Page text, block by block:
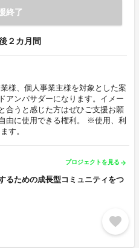
終了
２カ月間
様、個人事業主様を対象とした案
アンバサダーになります。イメー
合うと感じた方はぜひご支援お願
由に使用できる権利。 ※使用、利
す。
プロジェクトを見る arrow_forward
るための成長型コミュニティをつ
favorite